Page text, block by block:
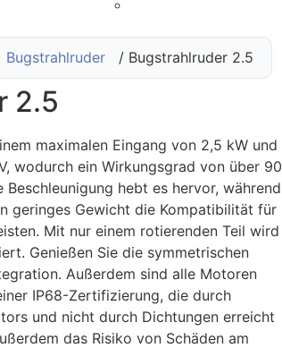
Bugstrahlruder / Bugstrahlruder 2.5
2.5
maximalen Eingang von 2,5 kW und
wodurch ein Wirkungsgrad von über 90
hebt es hervor, während
geringes Gewicht die Kompatibilität für
Mit nur einem rotierenden Teil wird
Genießen Sie die symmetrischen
Außerdem sind alle Motoren
IP68-Zertifizierung, die durch
und nicht durch Dichtungen erreicht
das Risiko von Schäden am